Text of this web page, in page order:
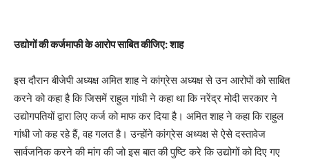
उद्योगों की कर्जमाफी के आरोप साबित कीजिए: शाह
इस दौरान बीजेपी अध्यक्ष अमित शाह ने कांग्रेस अध्यक्ष से उन आरोपों को साबित
करने को कहा है कि जिसमें राहुल गांधी ने कहा था कि नरेंद्र मोदी सरकार ने
उद्योगपतियों द्वारा लिए कर्ज को माफ कर दिया है। अमित शाह ने कहा कि राहुल
गांधी जो कह रहे हैं, वह गलत है। उन्होंने कांग्रेस अध्यक्ष से ऐसे दस्तावेज
सार्वजनिक करने की मांग की जो इस बात की पुष्टि करे कि उद्योगों को दिए गए